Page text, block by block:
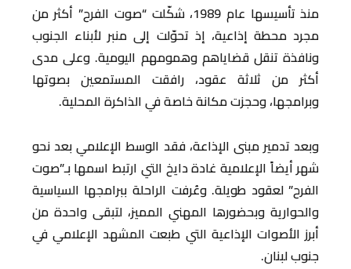
منذ تأسيسها عام 1989، شكّلت “صوت الفرح” أكثر من
مجرد محطة إذاعية، إذ تحوّلت إلى منبر لأبناء الجنوب
ونافذة تنقل قضاياهم وهمومهم اليومية. وعلى مدى
أكثر من ثلاثة عقود، رافقت المستمعين بصوتها
وبرامجها، وحجزت مكانة خاصة في الذاكرة المحلية.
وبعد تدمير مبنى الإذاعة، فقد الوسط الإعلامي بعد نحو
شهر أيضاً الإعلامية غادة دايخ التي ارتبط اسمها بـ”صوت
الفرح” لعقود طويلة. وعُرفت الراحلة ببرامجها السياسية
والحوارية وبحضورها المهني المميز، لتبقى واحدة من
أبرز الأصوات الإذاعية التي طبعت المشهد الإعلامي في
جنوب لبنان.